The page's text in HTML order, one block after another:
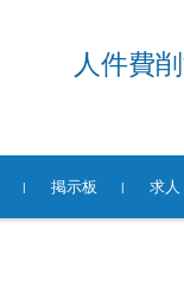
人件費
掲示板 求人